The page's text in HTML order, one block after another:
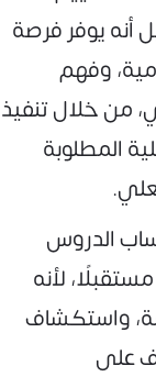
أنه يوفر فرصة
وفهم
من خلال تنفيذ
المطلوبة
الدروس
لأنه
واستكشاف
على